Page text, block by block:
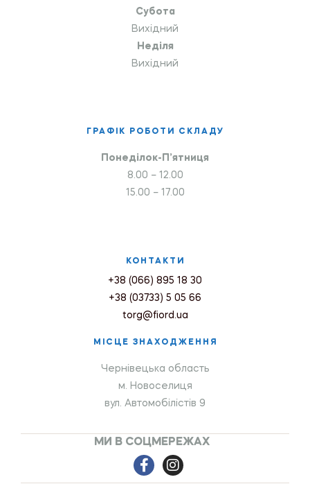
Субота
Вихідний
Неділя
Вихідний
ГРАФІК РОБОТИ СКЛАДУ
Понеділок-П’ятниця
8.00 – 12.00
15.00 – 17.00
КОНТАКТИ
+38 (066) 895 18 30
+38 (03733) 5 05 66
torg@fiord.ua
МІСЦЕ ЗНАХОДЖЕННЯ
Чернівецька область
м. Новоселиця
вул. Автомобілістів 9
МИ В СОЦМЕРЕЖАХ